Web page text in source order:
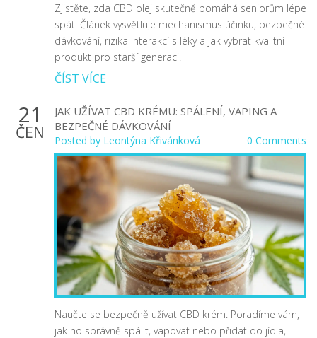
Zjistěte, zda CBD olej skutečně pomáhá seniorům lépe
spát. Článek vysvětluje mechanismus účinku, bezpečné
dávkování, rizika interakcí s léky a jak vybrat kvalitní
produkt pro starší generaci.
ČÍST VÍCE
21
ČEN
JAK UŽÍVAT CBD KRÉMU: SPÁLENÍ, VAPING A
BEZPEČNÉ DÁVKOVÁNÍ
Posted by Leontýna Křivánková 0 Comments
Naučte se bezpečně užívat CBD krém. Poradíme vám,
jak ho správně spálit, vapovat nebo přidat do jídla,